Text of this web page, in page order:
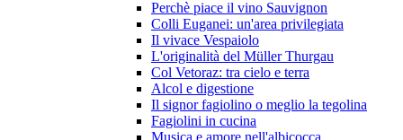
Perchè piace il vino Sauvignon
Colli Euganei: un'area privilegiata
Il vivace Vespaiolo
L'originalità del Müller Thurgau
Col Vetoraz: tra cielo e terra
Alcol e digestione
Il signor fagiolino o meglio la tegolina
Fagiolini in cucina
Musica e amore nell'albicocca